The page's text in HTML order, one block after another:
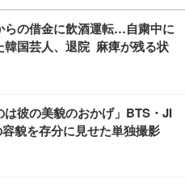
らの借金に飲酒運転…自粛中に
韓国芸人、退院 麻痺が残る状
は彼の美貌のおかげ」BTS・JI
貌を存分に見せた単独撮影